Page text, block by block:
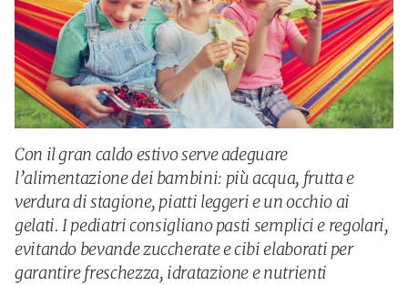
Con il gran caldo estivo serve adeguare
l’alimentazione dei bambini: più acqua, frutta e
verdura di stagione, piatti leggeri e un occhio ai
gelati. I pediatri consigliano pasti semplici e regolari,
evitando bevande zuccherate e cibi elaborati per
garantire freschezza, idratazione e nutrienti